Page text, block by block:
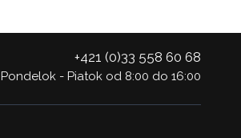
+421 (0)33 558 60 68
Pondelok - Piatok od 8:00 do 16:00